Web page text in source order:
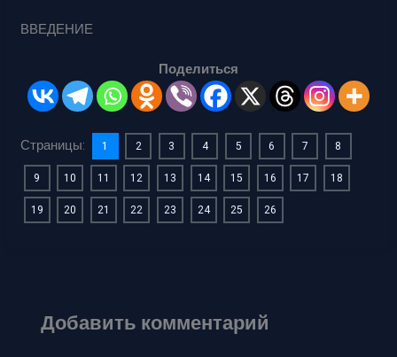
ВВЕДЕНИЕ
Поделиться
Страницы: 1 2 3 4 5 6 7
8
9
10 11 12 13 14 15 16 17
18
19
20 21 22 23 24 25 26
Добавить комментарий